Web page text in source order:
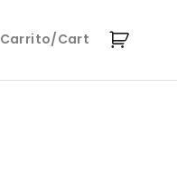
Carrito/Cart